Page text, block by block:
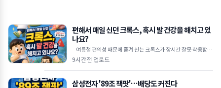
편해서 매일 신던 크록스, 혹시 발 건강을 해치고 있
나요?
우 발 건강에 악영향을 줄 수 있다는 족부 전문가
9시간전 업로드
삼성전자 '89조 잭팟'…배당도 커진다